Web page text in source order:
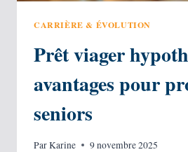
CARRIÈRE & ÉVOLUTION
Prêt viager
avantages pour
seniors
ParKarine 9 novembre 2025